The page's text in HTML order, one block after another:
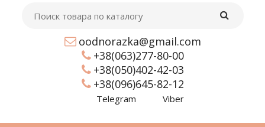
oodnorazka@gmail.com
+38(063)277-80-00
+38(050)402-42-03
+38(096)645-82-12
Telegram Viber